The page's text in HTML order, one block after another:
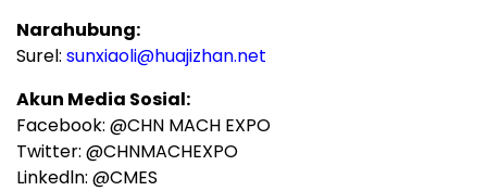
Narahubung:
Surel: sunxiaoli@huajizhan.net
Akun Media Sosial:
Facebook: @CHN MACH EXPO
Twitter: @CHNMACHEXPO
Linkedln: @CMES